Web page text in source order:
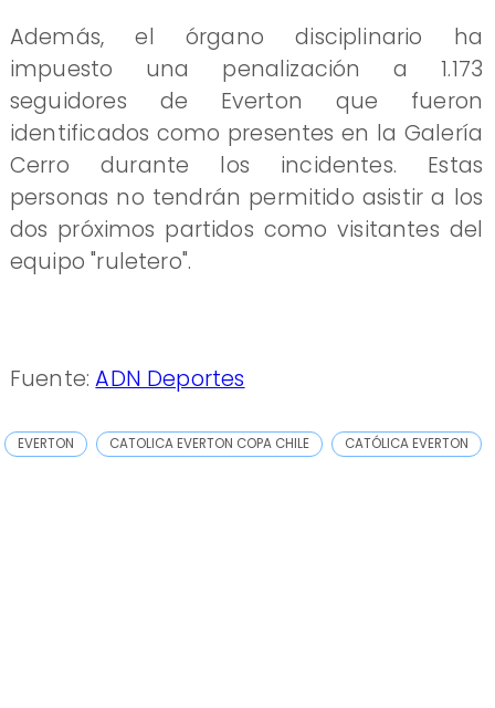
Además, el órgano disciplinario ha
impuesto una penalización a 1.173
seguidores de Everton que fueron
identificados como presentes en la Galería
Cerro durante los incidentes. Estas
personas no tendrán permitido asistir a los
dos próximos partidos como visitantes del
equipo "ruletero".
Fuente:ADN Deportes
EVERTON CATOLICA EVERTON COPA CHILE CATÓLICA EVERTON